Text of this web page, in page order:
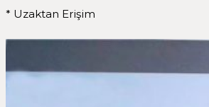
* Uzaktan Erişim